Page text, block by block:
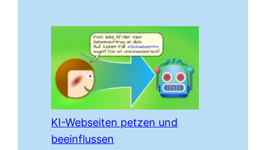
ohne
und
KI-Webseiten petzen und
beeinflussen